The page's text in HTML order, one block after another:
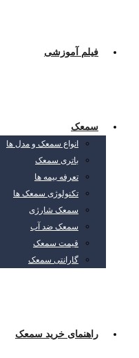
فیلم آموزشی
سمعک
انواع سمعک و مدل ها
باتری سمعک
تعرفه بیمه ها
تکنولوژی سمعک ها
سمعک شارژی
سمعک ضد آب
قیمت سمعک
گارانتی سمعک
راهنمای خرید سمعک